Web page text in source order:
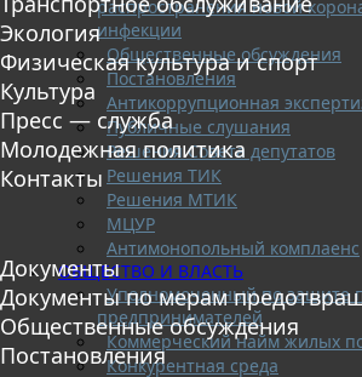
распространения новой
инфекции
Общественные обсуждения
Постановления
Антикоррупционная
Публичные слушания
Решения Совета депутатов
Решения ТИК
Решения МТИК
МЦУР
Антимонопольный комплаенс
ОБЩЕСТВО И ВЛАСТЬ
Уполномоченный по защите
предпринимателей
Коммерческий найм жилых
Конкурентная среда
Экология
Физическая культура и спорт
Культура
Пресс — служба
Молодежная политика
Контакты
Документы
Документы по мерам
Общественные обсуждения
Постановления